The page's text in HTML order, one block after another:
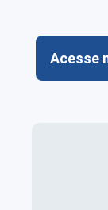
Acesse